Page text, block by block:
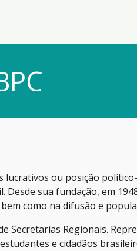
lucrativos ou posição
sua fundação, em
como na difusão e
Secretarias Regionais.
e cidadãos